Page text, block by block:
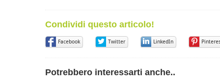
Condividi questo articolo!
Facebook Twitter LinkedIn
Potrebbero interessarti anche..